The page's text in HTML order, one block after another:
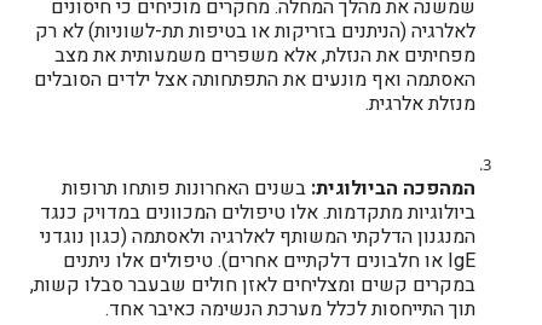
שמשנה את מהלך המחלה. מחקרים מוכיחים כי חיסונים
לאלרגיה (הניתנים בזריקות או בטיפות תת-לשוניות) לא רק
מפחיתים את הנזלת, אלא משפרים משמעותית את מצב
האסתמה ואף מונעים את התפתחותה אצל ילדים הסובלים
מנזלת אלרגית.
המהפכה הביולוגית: בשנים האחרונות פותחו תרופות
ביולוגיות מתקדמות. אלו טיפולים המכוונים במדויק כנגד
המנגנון הדלקתי המשותף לאלרגיה ולאסתמה (כגון נוגדני
IgE או חלבונים דלקתיים אחרים). טיפולים אלו ניתנים
במקרים קשים ומצליחים לאזן חולים שבעבר סבלו קשות,
תוך התייחסות לכלל מערכת הנשימה כאיבר אחד.